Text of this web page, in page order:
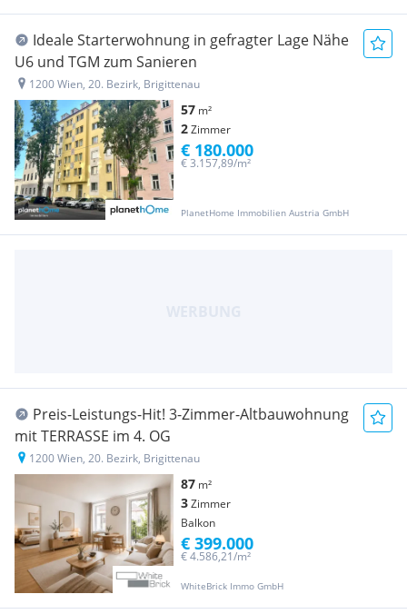
Ideale Starterwohnung in gefragter Lage Nähe
U6 und TGM zum Sanieren
1200 Wien, 20. Bezirk, Brigittenau
57 m²
2Zimmer
PlanetHome Immobilien Austria GmbH
€ 3.157,89/m²
€ 180.000
Preis-Leistungs-Hit! 3-Zimmer-Altbauwohnung
mit TERRASSE im 4. OG
1200 Wien, 20. Bezirk, Brigittenau
87 m²
3Zimmer
Balkon
WhiteBrick Immo GmbH
€ 4.586,21/m²
€ 399.000